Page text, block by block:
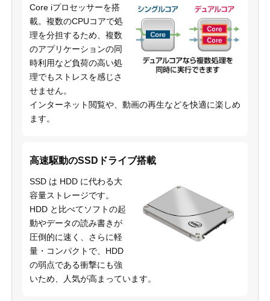
Core iプロセッサーを搭
載。複数のCPUコアで処
理を分担するため、複数
のアプリケーションの同
時利用など負荷の高い処
理でもストレスを感じさ
せません。
インターネット閲覧や、動画の再生などを快適に楽しめ
ます。
高速駆動のSSDドライブ搭載
SSD は HDD に代わる大
容量ストレージです。
HDD と比べてソフトの起
動やデータの読み書きが
圧倒的に速く、さらに軽
量・コンパクトで、HDD
の弱点である衝撃にも強
いため、人気が高まっています。